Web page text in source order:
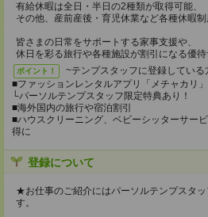
有給休暇は全日・半日の2種類が取得可能、
その他、産前産後・育児休業など各種休暇制
皆さまの日常をサポートする家事支援や、
休日を彩る旅行や各種施設が割引になる優待
ポイント！
~テンプスタッフに登録してい
■ファッションレンタルアプリ「メチャカリ」
└パーソルテンプスタッフ限定特典あり！
■海外国内の旅行や宿泊割引
■ハウスクリーニング、ベビーシッターサー
得に
登録について
★お仕事のご紹介にはパーソルテンプスタ
す。